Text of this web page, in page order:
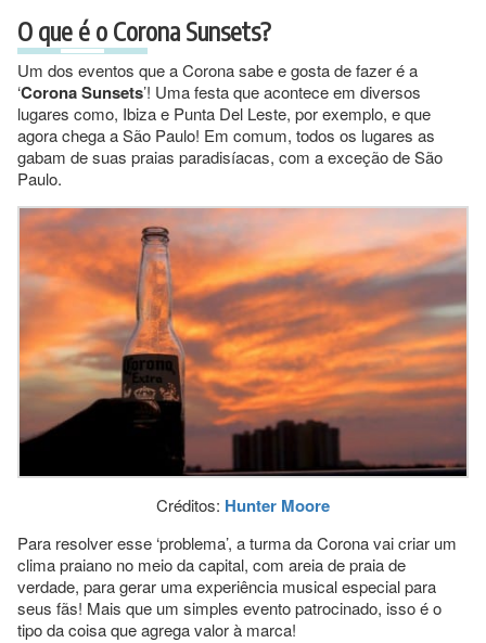
O que é o Corona Sunsets?
Um dos eventos que a Corona sabe e gosta de fazer é a
‘Corona Sunsets’! Uma festa que acontece em diversos
lugares como, Ibiza e Punta Del Leste, por exemplo, e que
agora chega a São Paulo! Em comum, todos os lugares as
gabam de suas praias paradisíacas, com a exceção de São
Paulo.
Créditos: Hunter Moore
Para resolver esse ‘problema’, a turma da Corona vai criar um
clima praiano no meio da capital, com areia de praia de
verdade, para gerar uma experiência musical especial para
seus fãs! Mais que um simples evento patrocinado, isso é o
tipo da coisa que agrega valor à marca!